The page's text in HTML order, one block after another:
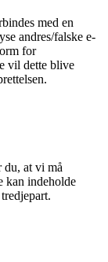
med en
andres/falske e-
for
vil dette blive
du, at vi må
kan indeholde